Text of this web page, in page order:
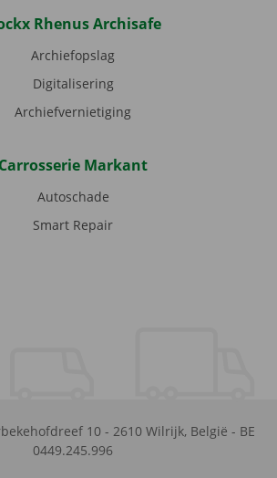
Rhenus Archisafe
Archiefopslag
Digitalisering
Archiefvernietiging
Carrosserie Markant
Autoschade
Smart Repair
10 - 2610 Wilrijk, België - BE
0449.245.996